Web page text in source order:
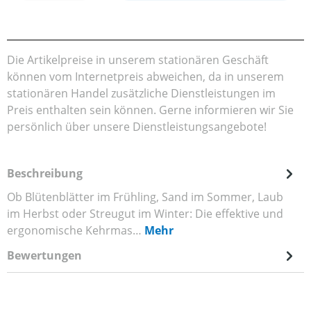
Die Artikelpreise in unserem stationären Geschäft
können vom Internetpreis abweichen, da in unserem
stationären Handel zusätzliche Dienstleistungen im
Preis enthalten sein können. Gerne informieren wir Sie
persönlich über unsere Dienstleistungsangebote!
Beschreibung
Ob Blütenblätter im Frühling, Sand im Sommer, Laub
im Herbst oder Streugut im Winter: Die effektive und
ergonomische Kehrmas… Mehr
Bewertungen